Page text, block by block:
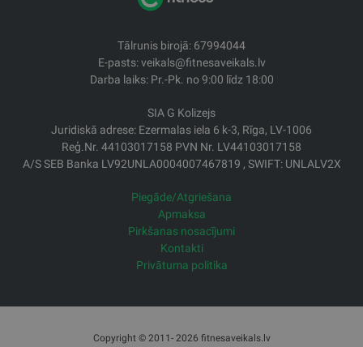
Tālrunis birojā: 67994044
E-pasts: veikals@fitnesaveikals.lv
Darba laiks: Pr.-Pk. no 9:00 līdz 18:00
SIA G Kolizejs
Juridiskā adrese: Ezermalas iela 6 k-3, Rīga, LV-1006
Reģ.Nr. 44103017158 PVN Nr. LV44103017158
A/S SEB Banka LV92UNLA0004007467819 , SWIFT: UNLALV2X
Piegāde/Atgriešana
Apmaksa
Pirkšanas nosacījumi
Kontakti
Privātuma politika
Copyright © 2011- 2026 fitnesaveikals.lv